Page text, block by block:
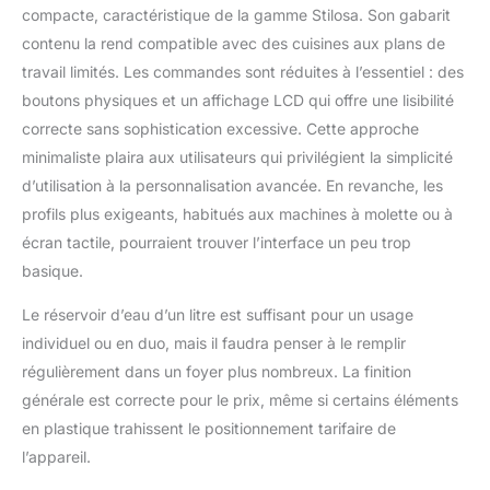
compacte, caractéristique de la gamme Stilosa. Son gabarit
contenu la rend compatible avec des cuisines aux plans de
travail limités. Les commandes sont réduites à l’essentiel : des
boutons physiques et un affichage LCD qui offre une lisibilité
correcte sans sophistication excessive. Cette approche
minimaliste plaira aux utilisateurs qui privilégient la simplicité
d’utilisation à la personnalisation avancée. En revanche, les
profils plus exigeants, habitués aux machines à molette ou à
écran tactile, pourraient trouver l’interface un peu trop
basique.
Le réservoir d’eau d’un litre est suffisant pour un usage
individuel ou en duo, mais il faudra penser à le remplir
régulièrement dans un foyer plus nombreux. La finition
générale est correcte pour le prix, même si certains éléments
en plastique trahissent le positionnement tarifaire de
l’appareil.